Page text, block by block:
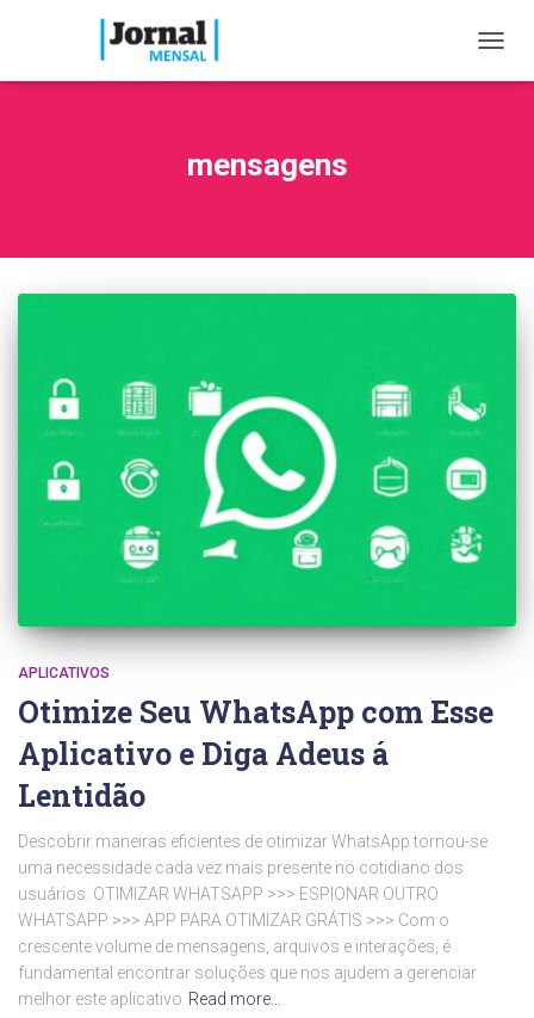
mensagens
APLICATIVOS
Otimize Seu WhatsApp com Esse
Aplicativo e Diga Adeus á
Lentidão
Descobrir maneiras eficientes de otimizar WhatsApp tornou-se
uma necessidade cada vez mais presente no cotidiano dos
usuários. OTIMIZAR WHATSAPP >>> ESPIONAR OUTRO
WHATSAPP >>> APP PARA OTIMIZAR GRÁTIS >>> Com o
crescente volume de mensagens, arquivos e interações, é
fundamental encontrar soluções que nos ajudem a gerenciar
melhor este aplicativo Read more…